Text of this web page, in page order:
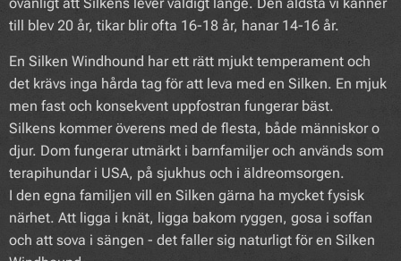
till blev 20 år, tikar blir ofta 16-18 år, hanar 14-16 år.
En Silken Windhound har ett rätt mjukt temperament och
det krävs inga hårda tag för att leva med en Silken. En mjuk
men fast och konsekvent uppfostran fungerar bäst.
Silkens kommer överens med de flesta, både människor o
djur. Dom fungerar utmärkt i barnfamiljer och används som
terapihundar i USA, på sjukhus och i äldreomsorgen.
I den egna familjen vill en Silken gärna ha mycket fysisk
närhet. Att ligga i knät, ligga bakom ryggen, gosa i soffan
och att sova i sängen - det faller sig naturligt för en Silken